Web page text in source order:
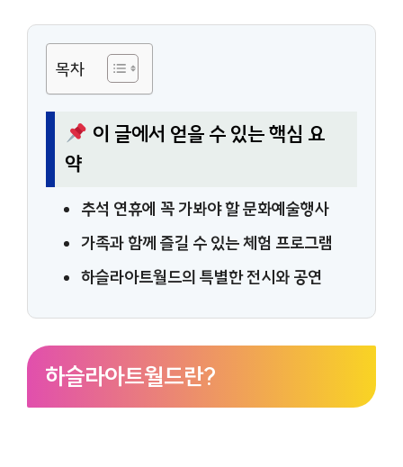
목차
이 글에서 얻을 수 있는 핵심 요
약
추석 연휴에 꼭 가봐야 할 문화예술행사
가족과 함께 즐길 수 있는 체험 프로그램
하슬라아트월드의 특별한 전시와 공연
하슬라아트월드란?